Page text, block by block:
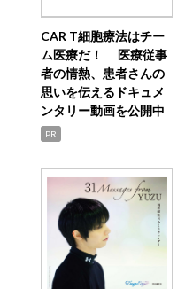
CAR T細胞療法はチー
ム医療だ！ 医療従事
者の情熱、患者さんの
思いを伝えるドキュメ
ンタリー動画を公開中
PR